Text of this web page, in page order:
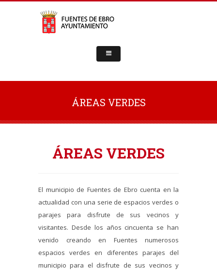
ÁREAS VERDES
ÁREAS VERDES
El municipio de Fuentes de Ebro cuenta en la
actualidad con una serie de espacios verdes o
parajes para disfrute de sus vecinos y
visitantes. Desde los años cincuenta se han
venido creando en Fuentes numerosos
espacios verdes en diferentes parajes del
municipio para el disfrute de sus vecinos y